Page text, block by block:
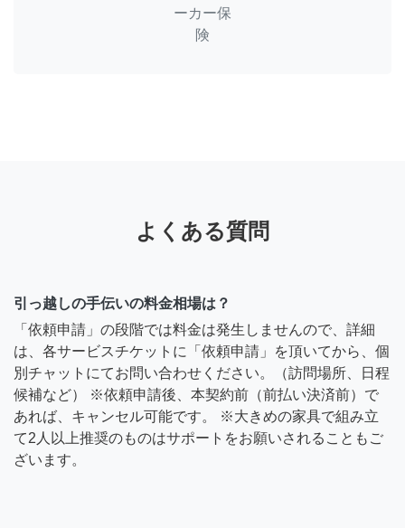
ーカー保
険
よくある質問
引っ越しの手伝いの料金相場は？
「依頼申請」の段階では料金は発生しませんので、詳細
は、各サービスチケットに「依頼申請」を頂いてから、個
別チャットにてお問い合わせください。（訪問場所、日程
候補など） ※依頼申請後、本契約前（前払い決済前）で
あれば、キャンセル可能です。 ※大きめの家具で組み立
て2人以上推奨のものはサポートをお願いされることもご
ざいます。